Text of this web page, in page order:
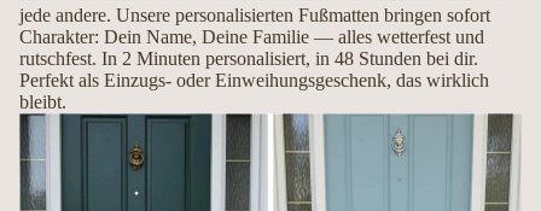
Mit Liebe handgemacht in Deutschland
Jede Fußmatte wird erst nach Ihrer Bestellung individuell gefertigt. So entsteht
ein hochwertiges Unikat, das Ihren Hund und Ihre Persönlichkeit perfekt
widerspiegelt.
jede andere. Unsere personalisierten Fußmatten bringen sofort
Charakter: Dein Name, Deine Familie — alles wetterfest und
rutschfest. In 2 Minuten personalisiert, in 48 Stunden bei dir.
Perfekt als Einzugs- oder Einweihungsgeschenk, das wirklich
bleibt.